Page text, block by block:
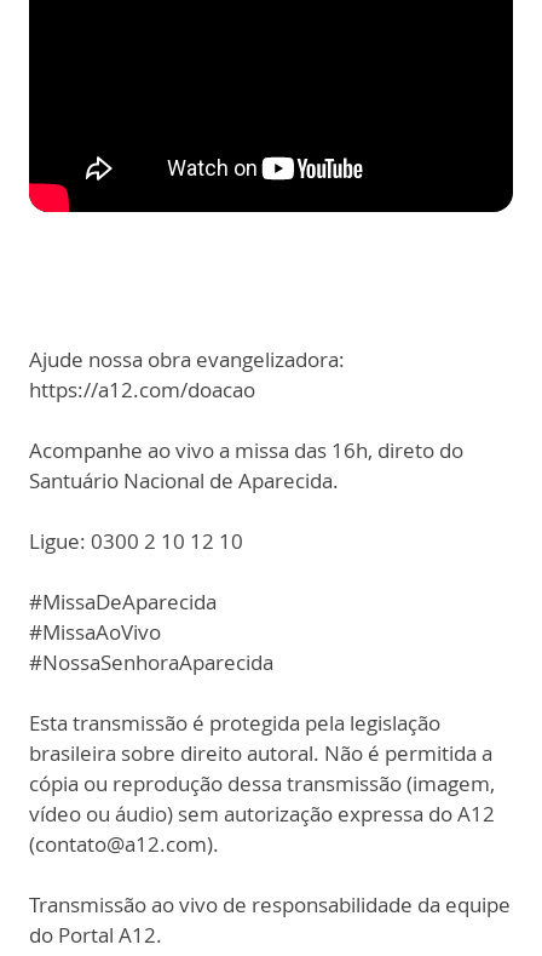
Ajude nossa obra evangelizadora:
https://a12.com/doacao
Acompanhe ao vivo a missa das 16h, direto do
Santuário Nacional de Aparecida.
Ligue: 0300 2 10 12 10
#MissaDeAparecida
#MissaAoVivo
#NossaSenhoraAparecida
Esta transmissão é protegida pela legislação
brasileira sobre direito autoral. Não é permitida a
cópia ou reprodução dessa transmissão (imagem,
vídeo ou áudio) sem autorização expressa do A12
(contato@a12.com).
Transmissão ao vivo de responsabilidade da equipe
do Portal A12.